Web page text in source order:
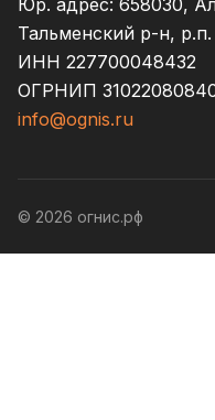
Юр. адрес: 658030,
Тальменский р-н,
ИНН 227700048432
ОГРНИП
info@ognis.ru
© 2026 огнис.рф